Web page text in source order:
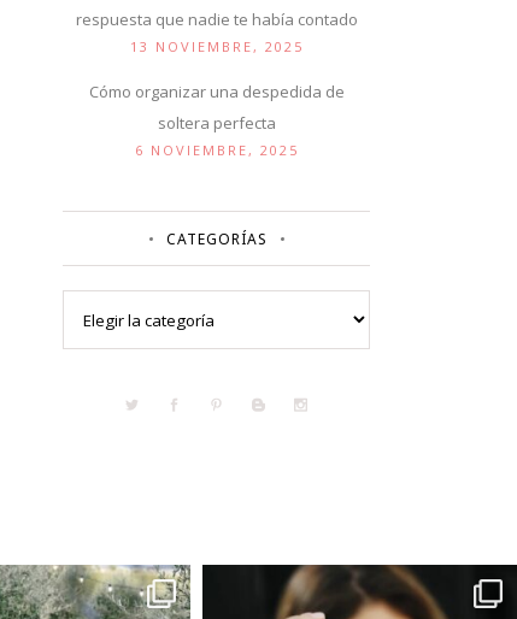
respuesta que nadie te había contado
13 NOVIEMBRE, 2025
Cómo organizar una despedida de
soltera perfecta
6 NOVIEMBRE, 2025
CATEGORÍAS